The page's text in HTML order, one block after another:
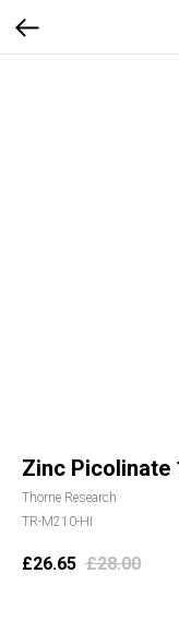
Zinc Picolinate
Thorne Research
TR-M210-HI
£26.65 £28.00